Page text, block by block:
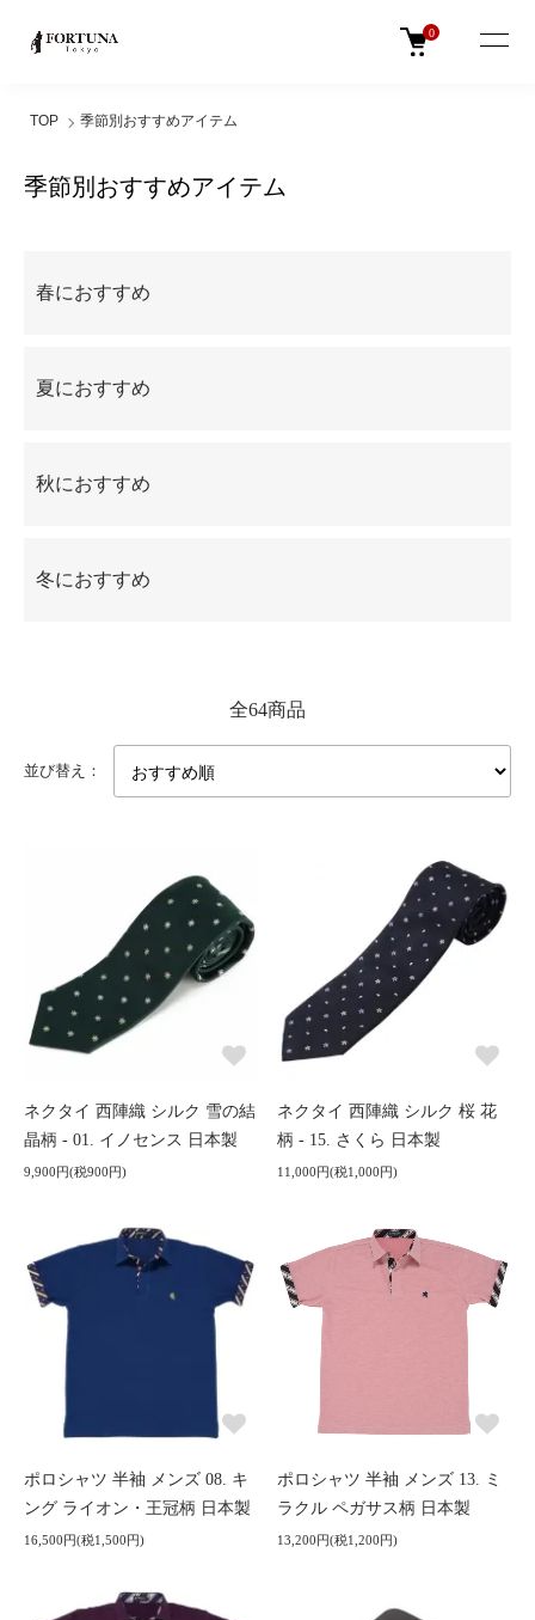
0
TOP 季節別おすすめアイテム
季節別おすすめアイテム
春におすすめ
夏におすすめ
秋におすすめ
冬におすすめ
全64商品
並び替え：
ネクタイ 西陣織 シルク 雪の結
晶柄 - 01. イノセンス 日本製
9,900円(税900円)
ネクタイ 西陣織 シルク 桜 花
柄 - 15. さくら 日本製
11,000円(税1,000円)
ポロシャツ 半袖 メンズ 08. キ
ング ライオン・王冠柄 日本製
16,500円(税1,500円)
ポロシャツ 半袖 メンズ 13. ミ
ラクル ペガサス柄 日本製
13,200円(税1,200円)